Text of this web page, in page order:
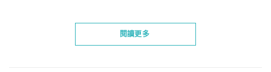
閱讀更多